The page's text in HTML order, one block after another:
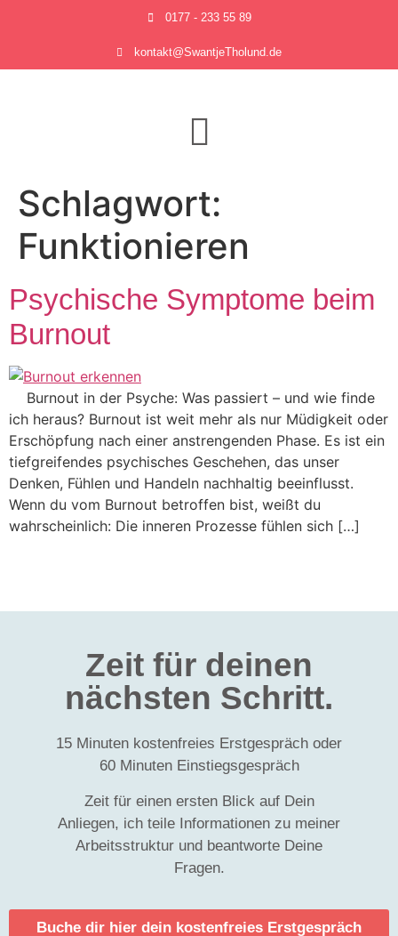
0177 - 233 55 89
kontakt@SwantjeTholund.de
Schlagwort:
Funktionieren
Psychische Symptome beim
Burnout
Burnout in der Psyche: Was passiert – und wie finde
ich heraus? Burnout ist weit mehr als nur Müdigkeit oder
Erschöpfung nach einer anstrengenden Phase. Es ist ein
tiefgreifendes psychisches Geschehen, das unser
Denken, Fühlen und Handeln nachhaltig beeinflusst.
Wenn du vom Burnout betroffen bist, weißt du
wahrscheinlich: Die inneren Prozesse fühlen sich […]
Zeit für deinen
nächsten Schritt.
15 Minuten kostenfreies Erstgespräch oder
60 Minuten Einstiegsgespräch
Zeit für einen ersten Blick auf Dein
Anliegen, ich teile Informationen zu meiner
Arbeitsstruktur und beantworte Deine
Fragen.
Buche dir hier dein kostenfreies Erstgespräch